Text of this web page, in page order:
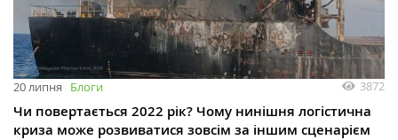
20 липня Блоги 3872
Чи повертається 2022 рік? Чому нинішня логістична
криза може розвиватися зовсім за іншим сценарієм